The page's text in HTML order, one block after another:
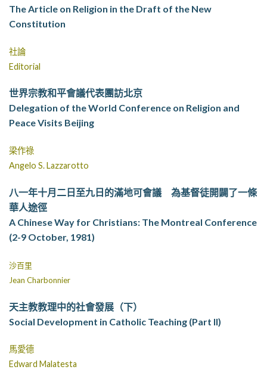
The Article on Religion in the Draft of the New
Constitution
社論
Editorial
世界宗教和平會議代表團訪北京
Delegation of the World Conference on Religion and
Peace Visits Beijing
梁作祿
Angelo S. Lazzarotto
八一年十月二日至九日的滿地可會議 為基督徒開闢了一條
華人途徑
A Chinese Way for Christians: The Montreal Conference
(2-9 October, 1981)
沙百里
Jean Charbonnier
天主教教理中的社會發展（下）
Social Development in Catholic Teaching (Part II)
馬愛德
Edward Malatesta